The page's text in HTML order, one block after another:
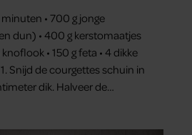
• 700 g jonge
dun) • 400 g kerstomaatjes
• 150 g feta • 4 dikke
Snijd de courgettes schuin in
dik. Halveer de